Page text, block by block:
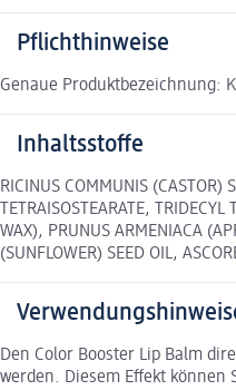
Pflichthinweise
Genaue Produktbezeichnung:
Inhaltsstoffe
RICINUS COMMUNIS (CASTOR)
TETRAISOSTEARATE,
WAX), PRUNUS ARMENIACA
(SUNFLOWER) SEED OIL,
Den Color Booster Lip Balm
werden. Diesem Effekt können